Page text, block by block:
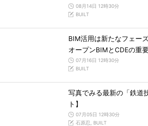
08月14日 12時30分
BUILT
BIM活用は新たなフェー
オープンBIMとCDEの重
07月16日 12時30分
BUILT
写真でみる最新の「鉄道
ト】
07月05日 12時30分
石原忍, BUILT